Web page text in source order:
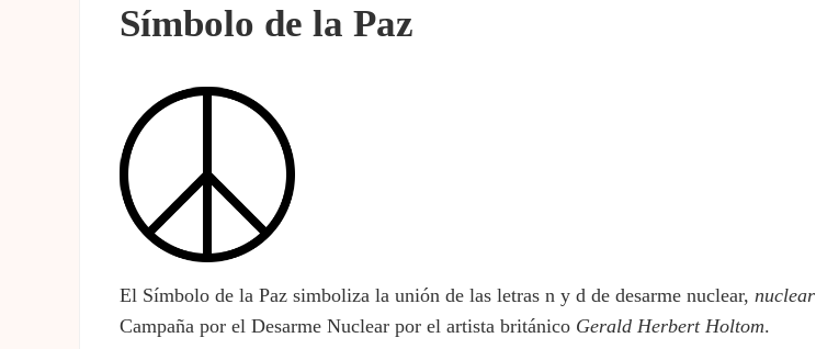
Símbolo de la Paz
El Símbolo de la Paz simboliza la unión de las letras n y d de desarme nuclear, nuclear
Campaña por el Desarme Nuclear por el artista británico Gerald Herbert Holtom.